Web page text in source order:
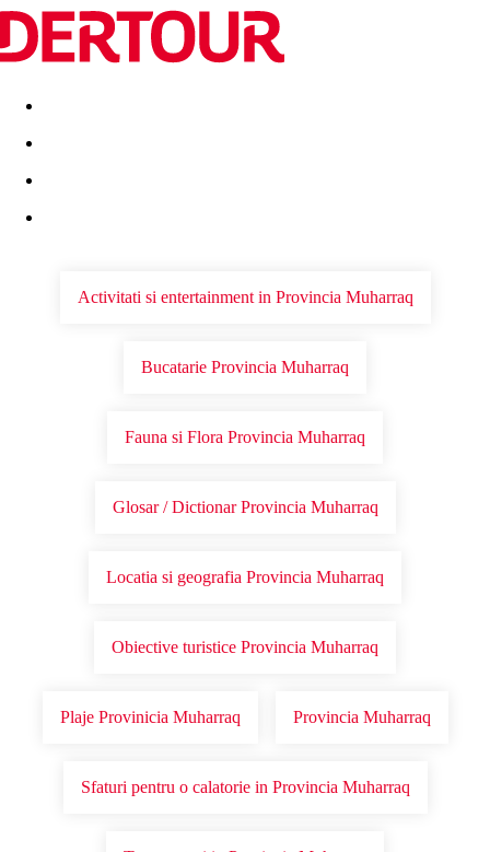
Destinatii Vacanta perfecta OFERTE DE NERATAT
Activitati si entertainment in Provincia Muharraq
Bucatarie Provincia Muharraq
Fauna si Flora Provincia Muharraq
Glosar / Dictionar Provincia Muharraq
Locatia si geografia Provincia Muharraq
Obiective turistice Provincia Muharraq
Plaje Provinicia Muharraq Provincia Muharraq
Sfaturi pentru o calatorie in Provincia Muharraq